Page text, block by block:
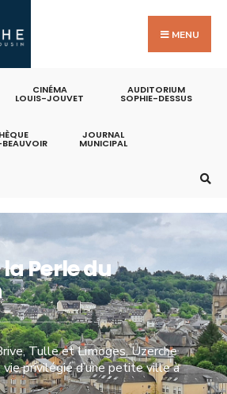
MENU
CINÉMA
LOUIS-JOUVET
AUDITORIUM
SOPHIE-DESSUS
JOURNAL
MUNICIPAL
Perle du
Tulle et Limoges, Uzerche
privilégié d’une petite ville à